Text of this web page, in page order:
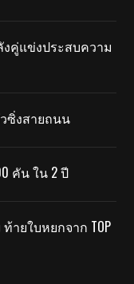
งคู่แข่งประสบความ
ตัวซิ่งสายถนน
คัน ใน 2 ปี
ท้ายใบหยกจาก TOP